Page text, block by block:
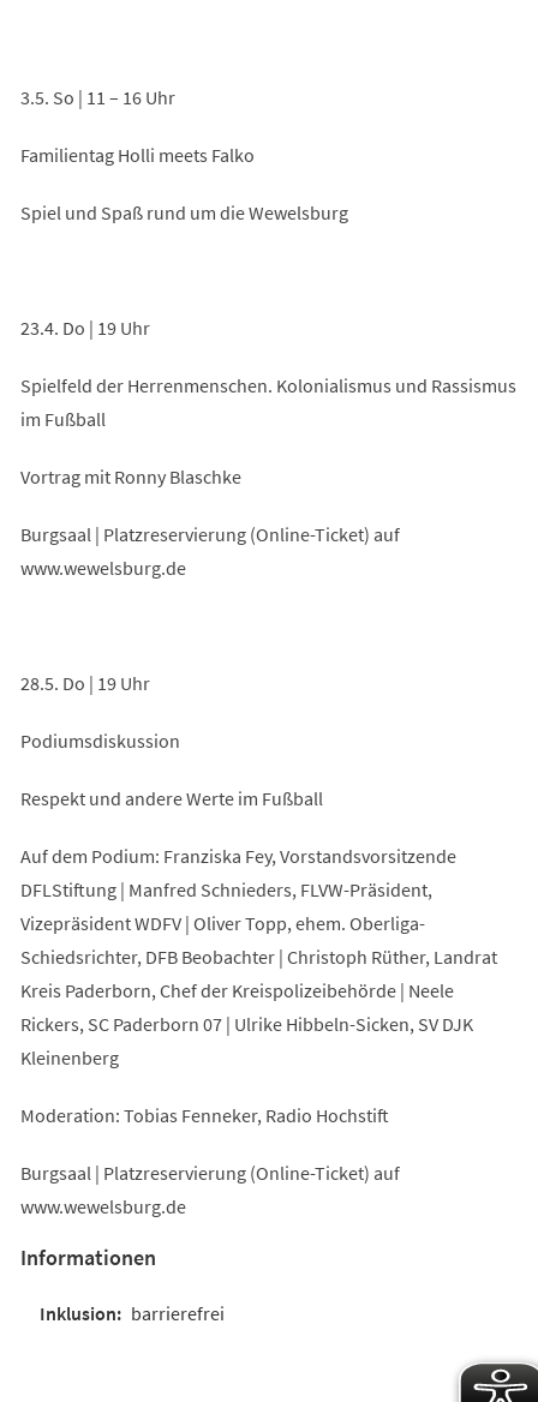
3.5. So | 11 – 16 Uhr
Familientag Holli meets Falko
Spiel und Spaß rund um die Wewelsburg
23.4. Do | 19 Uhr
Spielfeld der Herrenmenschen. Kolonialismus und Rassismus
im Fußball
Vortrag mit Ronny Blaschke
Burgsaal | Platzreservierung (Online-Ticket) auf
www.wewelsburg.de
28.5. Do | 19 Uhr
Podiumsdiskussion
Respekt und andere Werte im Fußball
Auf dem Podium: Franziska Fey, Vorstandsvorsitzende
DFLStiftung | Manfred Schnieders, FLVW-Präsident,
Vizepräsident WDFV | Oliver Topp, ehem. Oberliga-
Schiedsrichter, DFB Beobachter | Christoph Rüther, Landrat
Kreis Paderborn, Chef der Kreispolizeibehörde | Neele
Rickers, SC Paderborn 07 | Ulrike Hibbeln-Sicken, SV DJK
Kleinenberg
Moderation: Tobias Fenneker, Radio Hochstift
Burgsaal | Platzreservierung (Online-Ticket) auf
www.wewelsburg.de
Informationen
barrierefrei